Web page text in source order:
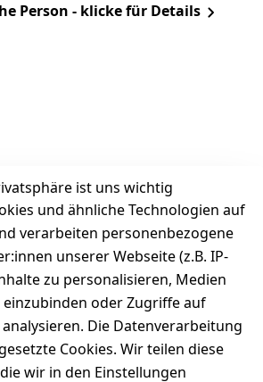
Person - klicke für Details
ist uns wichtig
und ähnliche Technologien auf
verarbeiten personenbezogene
unserer Webseite (z.B. IP-
zu personalisieren, Medien
oder Zugriffe auf
Die Datenverarbeitung
Cookies. Wir teilen diese
wir in den Einstellungen
&
Zahlung &
Versand
Kontakt
+49
selected-lights
selected-